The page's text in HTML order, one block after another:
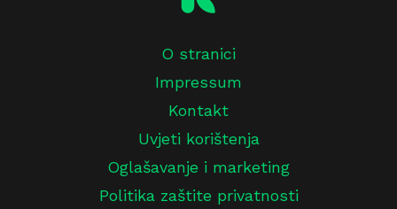
O stranici
Impressum
Kontakt
Uvjeti korištenja
Oglašavanje i marketing
Politika zaštite privatnosti